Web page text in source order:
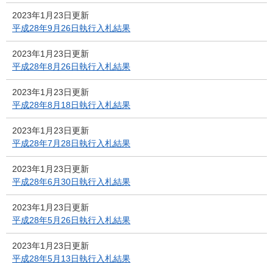
2023年1月23日更新
平成28年9月26日執行入札結果
2023年1月23日更新
平成28年8月26日執行入札結果
2023年1月23日更新
平成28年8月18日執行入札結果
2023年1月23日更新
平成28年7月28日執行入札結果
2023年1月23日更新
平成28年6月30日執行入札結果
2023年1月23日更新
平成28年5月26日執行入札結果
2023年1月23日更新
平成28年5月13日執行入札結果